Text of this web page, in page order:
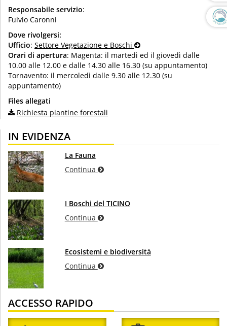
Responsabile servizio:
Fulvio Caronni
Dove rivolgersi:
Ufficio: Settore Vegetazione e Boschi
Orari di apertura: Magenta: il martedì ed il giovedì dalle
10.00 alle 12.00 e dalle 14.30 alle 16.30 (su appuntamento)
Tornavento: il mercoledì dalle 9.30 alle 12.30 (su
appuntamento)
Files allegati
Richiesta piantine forestali
IN EVIDENZA
La Fauna
Continua
I Boschi del TICINO
Continua
Ecosistemi e biodiversità
Continua
ACCESSO RAPIDO